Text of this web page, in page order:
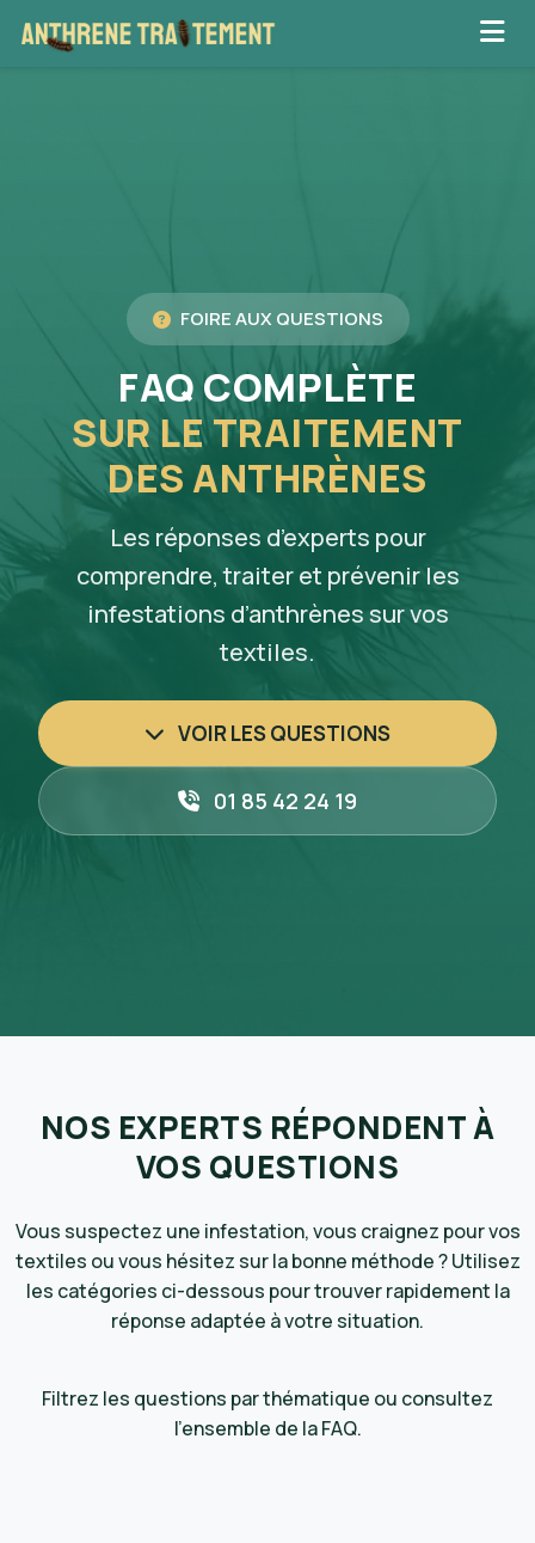
FOIRE AUX QUESTIONS
FAQ COMPLÈTE
SUR LE TRAITEMENT
DES ANTHRÈNES
Les réponses d’experts pour
comprendre, traiter et prévenir les
infestations d’anthrènes sur vos
textiles.
VOIR LES QUESTIONS
01 85 42 24 19
NOS EXPERTS RÉPONDENT À
VOS QUESTIONS
Vous suspectez une infestation, vous craignez pour vos
textiles ou vous hésitez sur la bonne méthode ? Utilisez
les catégories ci-dessous pour trouver rapidement la
réponse adaptée à votre situation.
Filtrez les questions par thématique ou consultez
l’ensemble de la FAQ.